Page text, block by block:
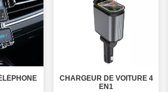
CHARGEUR DE VOITURE 4
EN1